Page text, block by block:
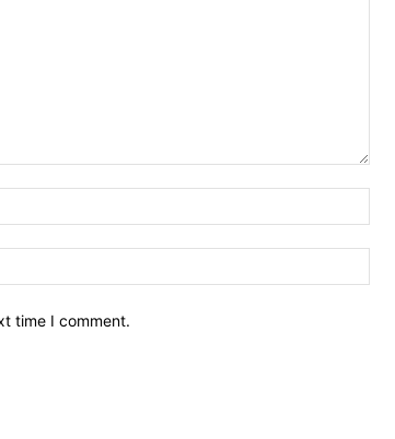
time I comment.